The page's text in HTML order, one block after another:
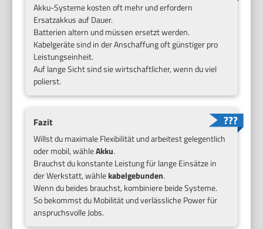
Akku-Systeme kosten oft mehr und erfordern
Ersatzakkus auf Dauer.
Batterien altern und müssen ersetzt werden.
Kabelgeräte sind in der Anschaffung oft günstiger pro
Leistungseinheit.
Auf lange Sicht sind sie wirtschaftlicher, wenn du viel
polierst.
Fazit
Willst du maximale Flexibilität und arbeitest gelegentlich
oder mobil, wähleAkku.
Brauchst du konstante Leistung für lange Einsätze in
der Werkstatt, wählekabelgebunden.
Wenn du beides brauchst, kombiniere beide Systeme.
So bekommst du Mobilität und verlässliche Power für
anspruchsvolle Jobs.